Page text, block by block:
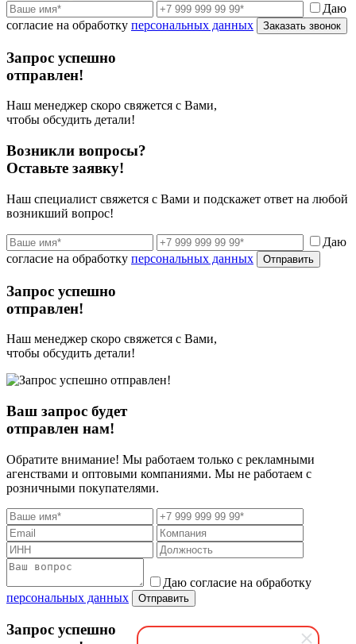
Даю
согласие на обработку персональных данных Заказать звонок
Запрос успешно
отправлен!
Наш менеджер скоро свяжется с Вами,
чтобы обсудить детали!
Возникли вопросы?
Оставьте заявку!
Наш специалист свяжется с Вами и подскажет ответ на любой
возникший вопрос!
Даю
согласие на обработку персональных данных Отправить
Запрос успешно
отправлен!
Наш менеджер скоро свяжется с Вами,
чтобы обсудить детали!
Ваш запрос будет
отправлен нам!
Обратите внимание! Мы работаем только с рекламными
агенствами и оптовыми компаниями. Мы не работаем с
розничными покупателями.
Даю согласие на обработку
персональных данных
Отправить
Запрос успешно